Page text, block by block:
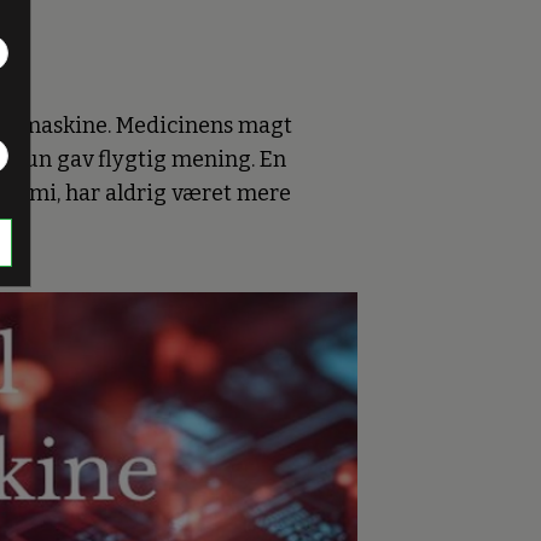
maskine. Medicinens magt
kun gav flygtig mening. En
har aldrig været mere